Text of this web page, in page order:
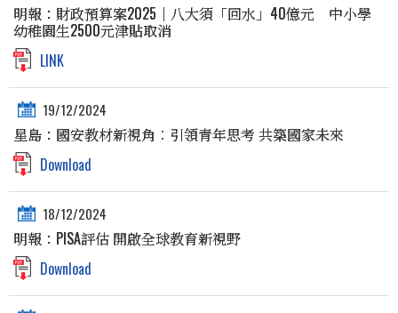
明報：財政預算案2025｜八大須「回水」40億元 中小學
幼稚園生2500元津貼取消
LINK
19/12/2024
星島：國安教材新視角︰引領青年思考 共築國家未來
Download
18/12/2024
明報：PISA評估 開啟全球教育新視野
Download